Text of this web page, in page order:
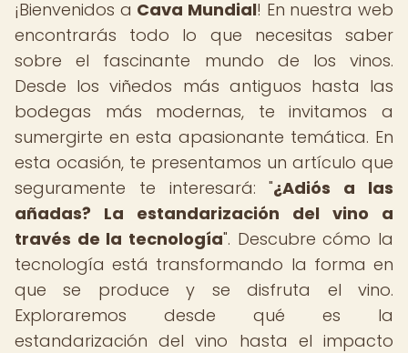
¡Bienvenidos a Cava Mundial! En nuestra web
encontrarás todo lo que necesitas saber
sobre el fascinante mundo de los vinos.
Desde los viñedos más antiguos hasta las
bodegas más modernas, te invitamos a
sumergirte en esta apasionante temática. En
esta ocasión, te presentamos un artículo que
seguramente te interesará: "¿Adiós a las
añadas? La estandarización del vino a
través de la tecnología". Descubre cómo la
tecnología está transformando la forma en
que se produce y se disfruta el vino.
Exploraremos desde qué es la
estandarización del vino hasta el impacto